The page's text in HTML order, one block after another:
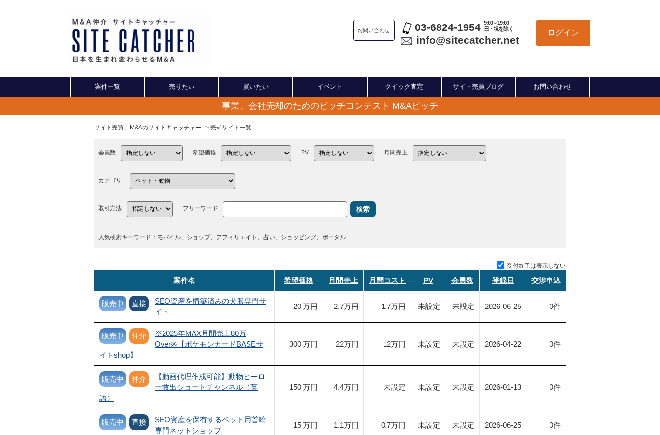
お問い合わせ 03-6824-1954 9:00～19:00
日・祝を除く
info@sitecatcher.net
ログイン
案件一覧 売りたい 買いたい イベント クイック査定 サイト売買ブログ お問い合わせ
事業、会社売却のためのピッチコンテスト M&Aピッチ
サイト売買、M&Aのサイトキャッチャー > 売却サイト一覧
会員数 希望価格 PV 月間売上
カテゴリ
取引方法 フリーワード 検索
人気検索キーワード：モバイル、ショップ、アフィリエイト、占い、ショッピング、ポータル
受付終了は表示しない
案件名 希望価格 月間売上 月間コスト PV 会員数 登録日 交渉申込
販売中 直接
SEO資産を構築済みの犬服専門サ
イト
20 万円 2.7万円 1.7万円 未設定 未設定 2026-06-25 0件
販売中 仲介
※2025年MAX月間売上80万
Over※【ポケモンカードBASEサ
イトshop】
300 万円 22万円 12万円 未設定 未設定 2026-04-22 0件
販売中 仲介
【動画代理作成可能】動物ヒーロ
ー救出ショートチャンネル（英
語）
150 万円 4.4万円 未設定 未設定 未設定 2026-01-13 0件
販売中 直接
SEO資産を保有するペット用首輪
専門ネットショップ
15 万円 1.1万円 0.7万円 未設定 未設定 2026-06-25 0件